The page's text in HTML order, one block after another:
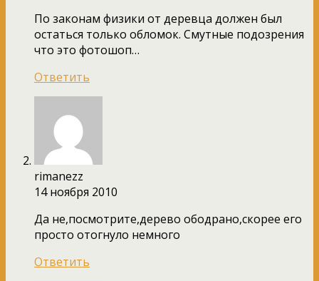
По законам физики от деревца должен был
остаться только обломок. Смутные подозрения
что это фотошоп…
Ответить
rimanezz
14 ноября 2010
Да не,посмотрите,дерево ободрано,скорее его
просто отогнуло немного
Ответить